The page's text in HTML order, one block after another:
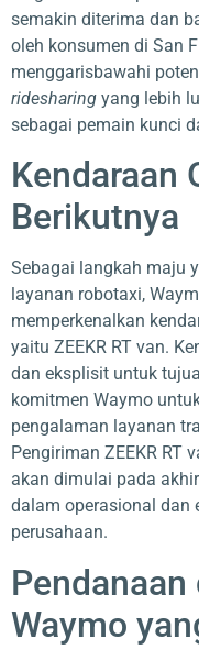
semakin diterima dan
oleh konsumen di San
menggarisbawahi
ridesharing yang lebih
sebagai pemain kunci
Kendaraan
Berikutnya
Sebagai langkah maju
layanan robotaxi,
memperkenalkan
yaitu ZEEKR RT van.
dan eksplisit untuk
komitmen Waymo
pengalaman layanan
Pengiriman ZEEKR RT
akan dimulai pada
dalam operasional dan
perusahaan.
Waymo